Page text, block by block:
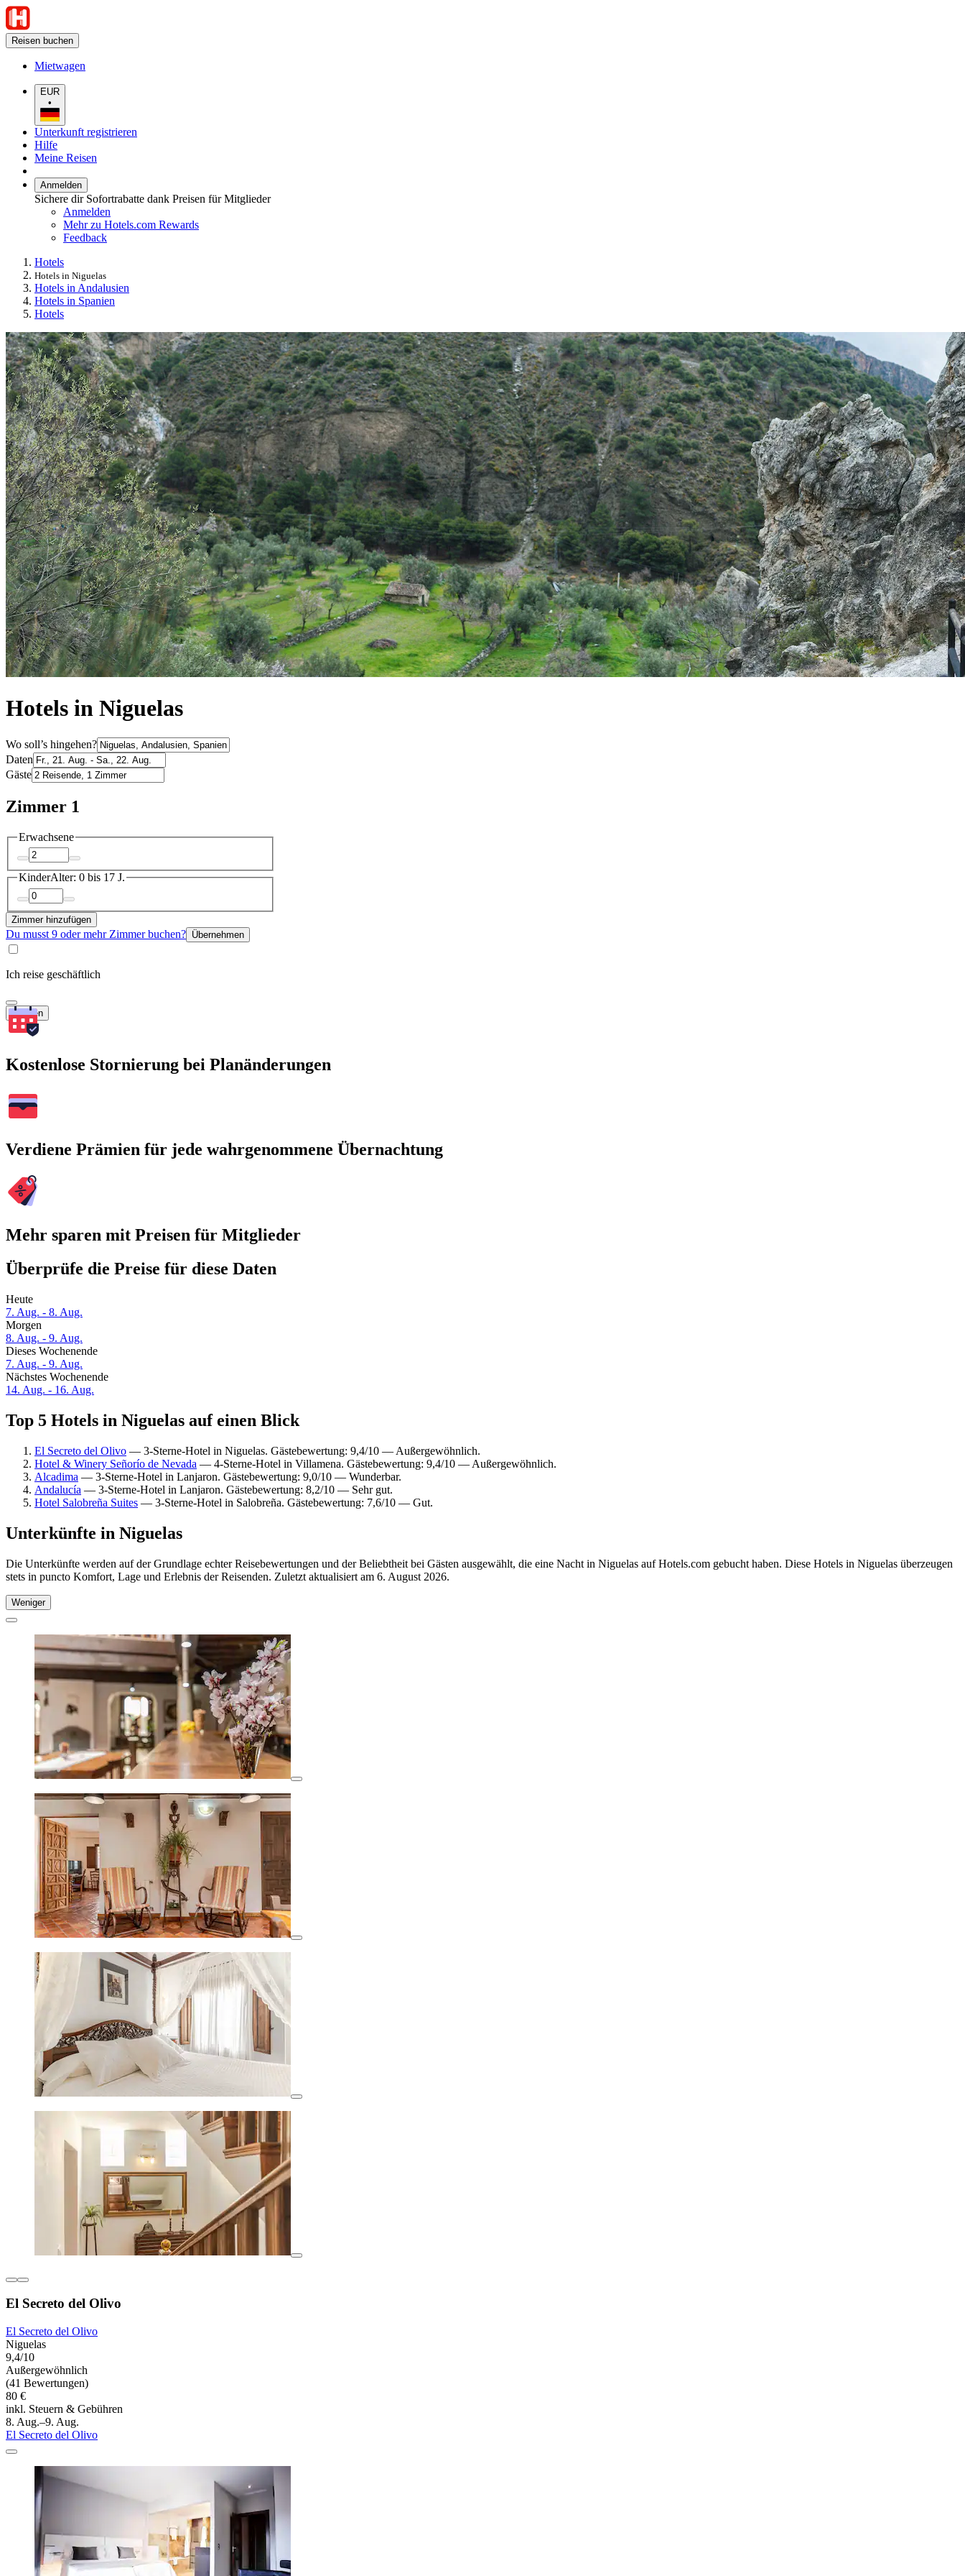
Reisen buchen
Mietwagen
EUR
•
Unterkunft registrieren
Hilfe
Meine Reisen
Anmelden
Sichere dir Sofortrabatte dank Preisen für Mitglieder
Anmelden
Mehr zu Hotels.com Rewards
Feedback
Hotels
Hotels in Niguelas
Hotels in Andalusien
Hotels in Spanien
Hotels
Hotels in Niguelas
Wo soll’s hingehen?
Daten
Gäste
Zimmer 1
Erwachsene
KinderAlter: 0 bis 17 J.
Zimmer hinzufügen
Du musst 9 oder mehr Zimmer buchen? Übernehmen
Ich reise geschäftlich
Suchen
Kostenlose Stornierung bei Planänderungen
Verdiene Prämien für jede wahrgenommene Übernachtung
Mehr sparen mit Preisen für Mitglieder
Überprüfe die Preise für diese Daten
Heute
7. Aug. - 8. Aug.
Morgen
8. Aug. - 9. Aug.
Dieses Wochenende
7. Aug. - 9. Aug.
Nächstes Wochenende
14. Aug. - 16. Aug.
Top 5 Hotels in Niguelas auf einen Blick
El Secreto del Olivo — 3-Sterne-Hotel in Niguelas. Gästebewertung: 9,4/10 — Außergewöhnlich.
Hotel & Winery Señorío de Nevada — 4-Sterne-Hotel in Villamena. Gästebewertung: 9,4/10 — Außergewöhnlich.
Alcadima — 3-Sterne-Hotel in Lanjaron. Gästebewertung: 9,0/10 — Wunderbar.
Andalucía — 3-Sterne-Hotel in Lanjaron. Gästebewertung: 8,2/10 — Sehr gut.
Hotel Salobreña Suites — 3-Sterne-Hotel in Salobreña. Gästebewertung: 7,6/10 — Gut.
Unterkünfte in Niguelas
Die Unterkünfte werden auf der Grundlage echter Reisebewertungen und der Beliebtheit bei Gästen ausgewählt, die eine Nacht in Niguelas auf Hotels.com gebucht haben. Diese Hotels in Niguelas überzeugen
stets in puncto Komfort, Lage und Erlebnis der Reisenden. Zuletzt aktualisiert am 6. August 2026.
Weniger
El Secreto del Olivo
El Secreto del Olivo
Niguelas
9,4/10
Außergewöhnlich
(41 Bewertungen)
80 €
inkl. Steuern & Gebühren
8. Aug.–9. Aug.
El Secreto del Olivo